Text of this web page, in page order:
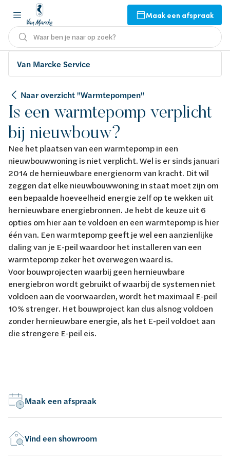
Maak een afspraak
Waar ben je naar op zoek?
Van Marcke Service
Naar overzicht "Warmtepompen"
Is een warmtepomp verplicht
bij nieuwbouw?
Nee het plaatsen van een warmtepomp in een
nieuwbouwwoning is niet verplicht. Wel is er sinds januari
2014 de hernieuwbare energienorm van kracht. Dit wil
zeggen dat elke nieuwbouwwoning in staat moet zijn om
een bepaalde hoeveelheid energie zelf op te wekken uit
hernieuwbare energiebronnen. Je hebt de keuze uit 6
opties om hier aan te voldoen en een warmtepomp is hier
één van. Een warmtepomp geeft je wel een aanzienlijke
daling van je E-peil waardoor het installeren van een
warmtepomp zeker het overwegen waard is.
Voor bouwprojecten waarbij geen hernieuwbare
energiebron wordt gebruikt of waarbij de systemen niet
voldoen aan de voorwaarden, wordt het maximaal E-peil
10% strenger. Het bouwproject kan dus alsnog voldoen
zonder hernieuwbare energie, als het E-peil voldoet aan
die strengere E-peil eis.
Maak een afspraak
Vind een showroom